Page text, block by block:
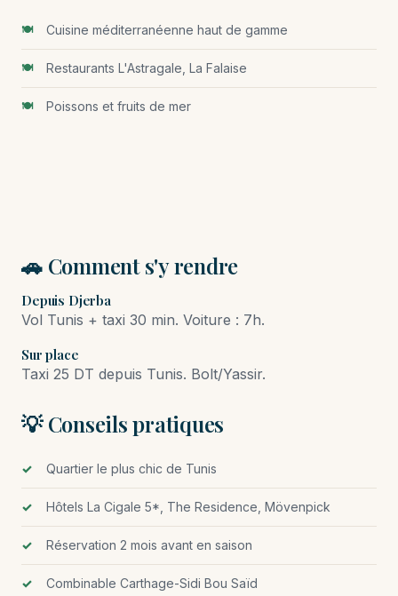
Cuisine méditerranéenne haut de gamme
Restaurants L'Astragale, La Falaise
Poissons et fruits de mer
🚗 Comment s'y rendre
Depuis Djerba
Vol Tunis + taxi 30 min. Voiture : 7h.
Sur place
Taxi 25 DT depuis Tunis. Bolt/Yassir.
💡 Conseils pratiques
Quartier le plus chic de Tunis
Hôtels La Cigale 5*, The Residence, Mövenpick
Réservation 2 mois avant en saison
Combinable Carthage-Sidi Bou Saïd